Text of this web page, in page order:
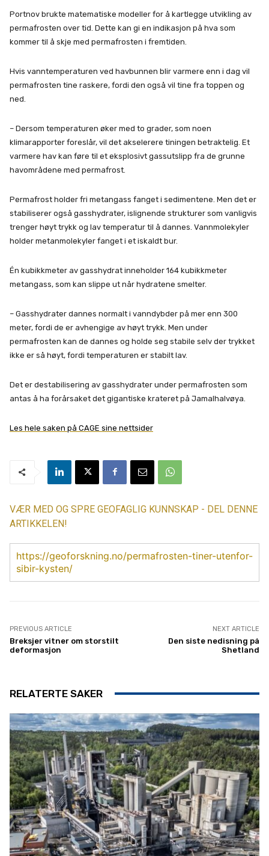
Portnov brukte matematiske modeller for å kartlegge utvikling av
permafrosten over tid. Dette kan gi en indikasjon på hva som
kommer til å skje med permafrosten i fremtiden.
Hvis vanntemperaturen ved havbunnen blir varmere enn i dag vil
permafrosten tine raskere, fordi den også vil tine fra toppen og
ned.
– Dersom temperaturen øker med to grader, som noen
klimarapporter foreslår, vil det akselerere tiningen betraktelig. Et
varmere hav kan føre til et eksplosivt gassutslipp fra de grunne
havområdene med permafrost.
Permafrost holder fri metangass fanget i sedimentene. Men det er
stabiliserer også gasshydrater, islignende strukturer som vanligvis
trenger høyt trykk og lav temperatur til å dannes. Vannmolekyler
holder metanmolekyler fanget i et iskaldt bur.
Én kubikkmeter av gasshydrat inneholder 164 kubikkmeter
metangass, som kan slippe ut når hydratene smelter.
– Gasshydrater dannes normalt i vanndybder på mer enn 300
meter, fordi de er avhengige av høyt trykk. Men under
permafrosten kan de dannes og holde seg stabile selv der trykket
ikke er så høyt, fordi temperaturen er stabilt lav.
Det er destabilisering av gasshydrater under permafrosten som
antas å ha forårsaket det gigantiske krateret på Jamalhalvøya.
Les hele saken på CAGE sine nettsider
VÆR MED OG SPRE GEOFAGLIG KUNNSKAP - DEL DENNE
ARTIKKELEN!
https://geoforskning.no/permafrosten-tiner-utenfor-
sibir-kysten/
PREVIOUS ARTICLE
Breksjer vitner om storstilt
deformasjon
NEXT ARTICLE
Den siste nedisning på
Shetland
RELATERTE SAKER